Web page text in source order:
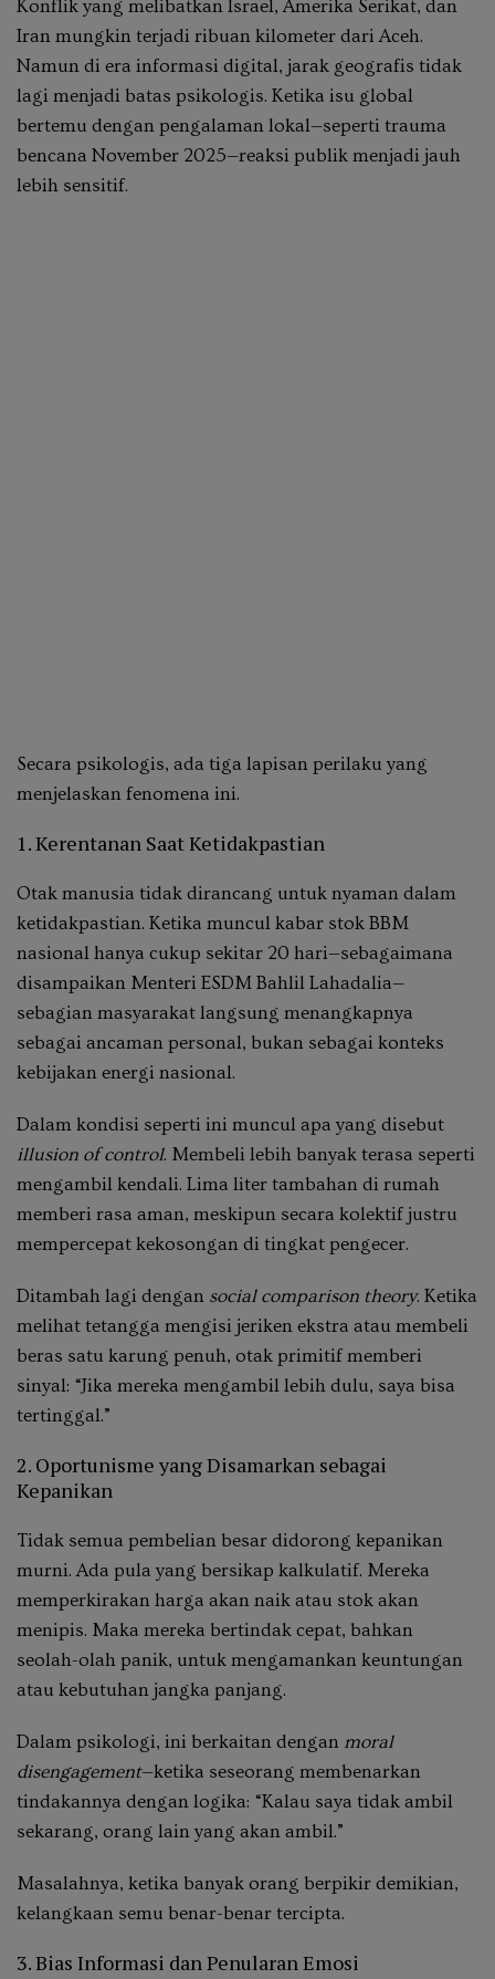
Konflik yang melibatkan Israel, Amerika Serikat, dan
Iran mungkin terjadi ribuan kilometer dari Aceh.
Namun di era informasi digital, jarak geografis tidak
lagi menjadi batas psikologis. Ketika isu global
bertemu dengan pengalaman lokal—seperti trauma
bencana November 2025—reaksi publik menjadi jauh
lebih sensitif.
Secara psikologis, ada tiga lapisan perilaku yang
menjelaskan fenomena ini.
1. Kerentanan Saat Ketidakpastian
Otak manusia tidak dirancang untuk nyaman dalam
ketidakpastian. Ketika muncul kabar stok BBM
nasional hanya cukup sekitar 20 hari—sebagaimana
disampaikan Menteri ESDM Bahlil Lahadalia—
sebagian masyarakat langsung menangkapnya
sebagai ancaman personal, bukan sebagai konteks
kebijakan energi nasional.
Dalam kondisi seperti ini muncul apa yang disebut
illusion of control. Membeli lebih banyak terasa seperti
mengambil kendali. Lima liter tambahan di rumah
memberi rasa aman, meskipun secara kolektif justru
mempercepat kekosongan di tingkat pengecer.
Ditambah lagi dengan social comparison theory. Ketika
melihat tetangga mengisi jeriken ekstra atau membeli
beras satu karung penuh, otak primitif memberi
sinyal: “Jika mereka mengambil lebih dulu, saya bisa
tertinggal.”
2. Oportunisme yang Disamarkan sebagai
Kepanikan
Tidak semua pembelian besar didorong kepanikan
murni. Ada pula yang bersikap kalkulatif. Mereka
memperkirakan harga akan naik atau stok akan
menipis. Maka mereka bertindak cepat, bahkan
seolah-olah panik, untuk mengamankan keuntungan
atau kebutuhan jangka panjang.
Dalam psikologi, ini berkaitan dengan moral
disengagement—ketika seseorang membenarkan
tindakannya dengan logika: “Kalau saya tidak ambil
sekarang, orang lain yang akan ambil.”
Masalahnya, ketika banyak orang berpikir demikian,
kelangkaan semu benar-benar tercipta.
3. Bias Informasi dan Penularan Emosi